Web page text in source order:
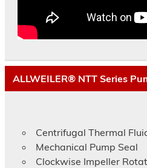
ALLWEILER® NTT Series
Centrifugal Thermal
Mechanical Pump Seal
Clockwise Impeller